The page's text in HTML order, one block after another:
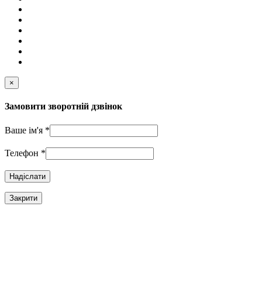
×
Замовити зворотній дзвінок
Ваше ім'я *
Телефон *
Закрити